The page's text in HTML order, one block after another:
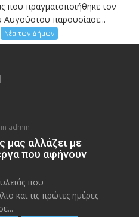
που πραγματοποιήθηκε τον
Αυγούστου παρουσίασε...
Νέα των Δήμων
admin
αλλάζει με
που αφήνουν
που
και τις πρώτες ημέρες